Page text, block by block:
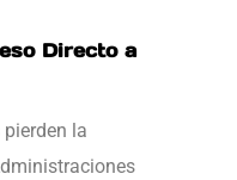
Directo a
la